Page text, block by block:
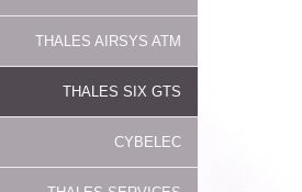
THALES AIRSYS ATM
THALES SIX GTS
CYBELEC